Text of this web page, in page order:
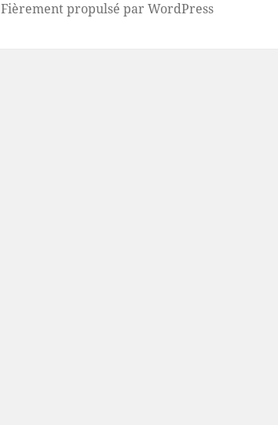
Fièrement propulsé par WordPress